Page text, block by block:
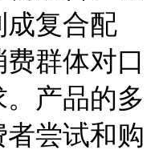
成复合配
群体对口
产品的多
尝试和购